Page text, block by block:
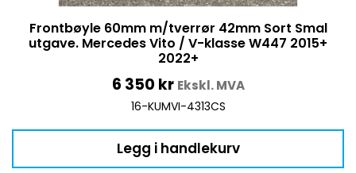
Frontbøyle 60mm m/tverrør 42mm Sort Smal
utgave. Mercedes Vito / V-klasse W447 2015+
2022+
6 350 kr Ekskl. MVA
16-KUMVI-4313CS
Legg i handlekurv